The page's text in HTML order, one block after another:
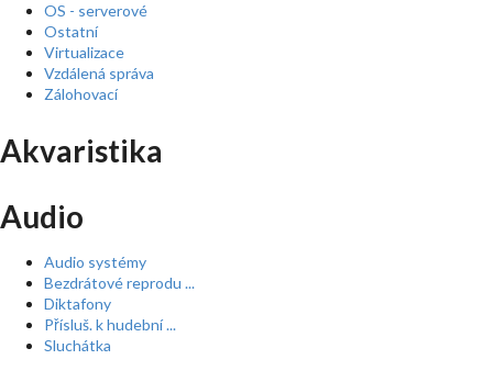
OS - serverové
Ostatní
Virtualizace
Vzdálená správa
Zálohovací
Akvaristika
Audio
Audio systémy
Bezdrátové reprodu ...
Diktafony
Přísluš. k hudební ...
Sluchátka